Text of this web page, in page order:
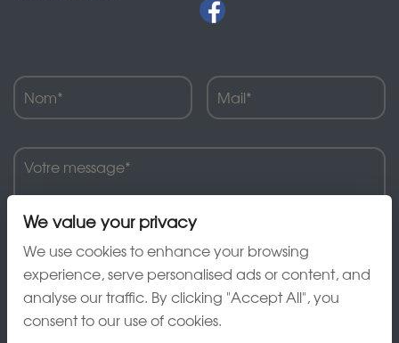
J'ai lu et accepte la charte de confidentialité
We value your privacy
We use cookies to enhance your browsing
experience, serve personalised ads or content, and
analyse our traffic. By clicking "Accept All", you
consent to our use of cookies.